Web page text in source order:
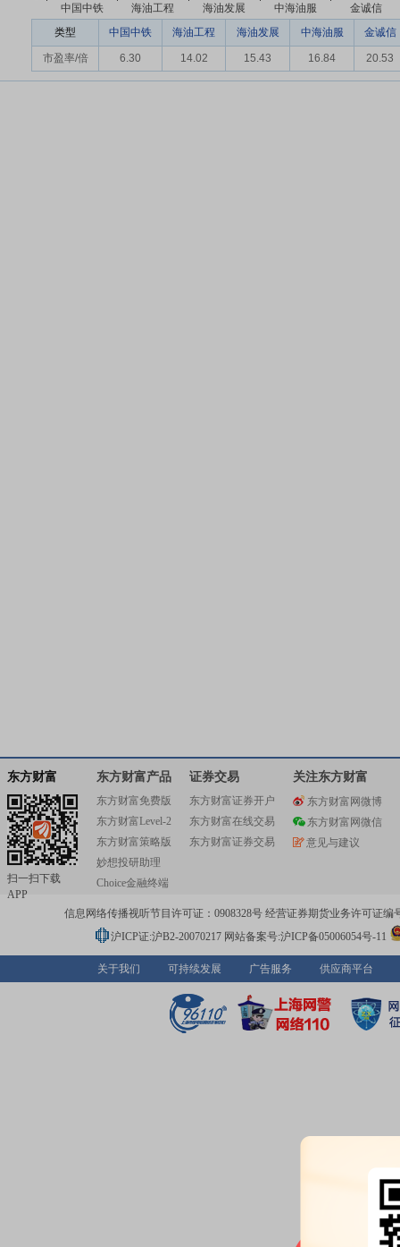
类型 中国中铁 海油工程 海油发展 中海油服 金诚信
市盈率/倍 6.30 14.02 15.43 16.84 20.53
东方财富
扫一扫下载
APP
东方财富产品
东方财富免费版
东方财富Level-2
东方财富策略版
妙想投研助理
Choice金融终端
证券交易
东方财富证券开户
东方财富在线交易
东方财富证券交易
关注东方财富
东方财富网微博
东方财富网微信
意见与建议
信息网络传播视听节目许可证：0908328号 经营证券期货业务许可证编
沪ICP证:沪B2-20070217 网站备案号:沪ICP备05006054号-11
关于我们 可持续发展 广告服务 供应商平台